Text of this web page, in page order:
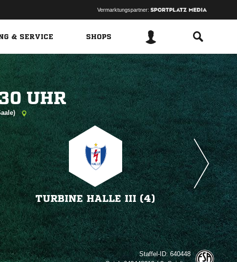
Vermarktungspartner:
& SERVICE SHOPS

TURBINE HALLE III (4)
Staffel-ID:640448